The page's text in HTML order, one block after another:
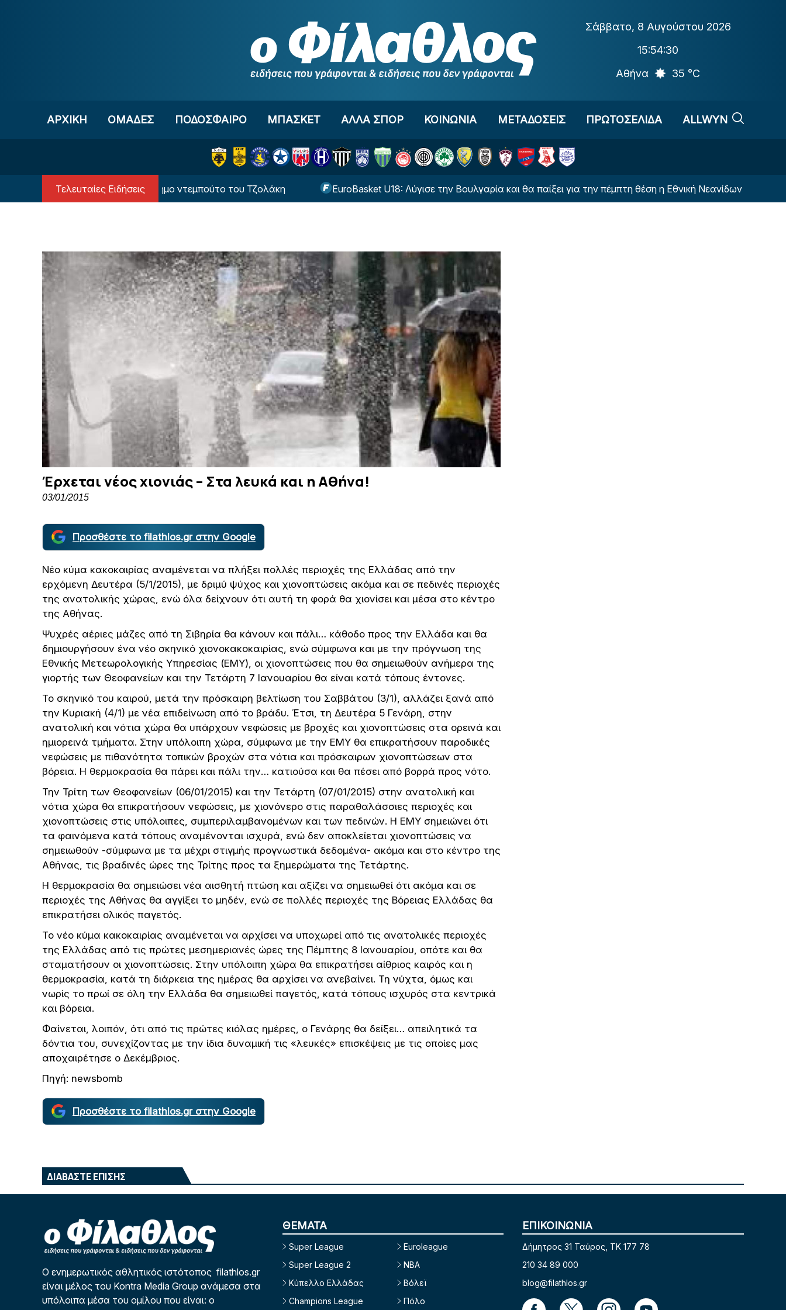
Σάββατο, 8 Αυγούστου 2026
15:54:30
Αθήνα
35 °C
ΑΡΧΙΚΗ OΜΑΔΕΣ ΠΟΔΟΣΦΑΙΡΟ ΜΠΑΣΚΕΤ ΑΛΛΑ ΣΠΟΡ ΚΟΙΝΩΝΙΑ ΜΕΤΑΔΟΣΕΙΣ ΠΡΩΤΟΣΕΛΙΔΑ ALLWYN
Τελευταίες Ειδήσεις
για την Χαλ στο ανεπίσημο ντεμπούτο του Τζολάκη EuroBasket U18: Λύγισε την Βουλγαρία και θα παίξει για την πέμπτη θέση η Εθνική Νεανίδων
Έρχεται νέος χιονιάς – Στα λευκά και η Αθήνα!
03/01/2015
Προσθέστε το filathlos.gr στην Google
Νέο κύμα κακοκαιρίας αναμένεται να πλήξει πολλές περιοχές της Ελλάδας από την
ερχόμενη Δευτέρα (5/1/2015), με δριμύ ψύχος και χιονοπτώσεις ακόμα και σε πεδινές περιοχές
της ανατολικής χώρας, ενώ όλα δείχνουν ότι αυτή τη φορά θα χιονίσει και μέσα στο κέντρο
της Αθήνας.
Ψυχρές αέριες μάζες από τη Σιβηρία θα κάνουν και πάλι… κάθοδο προς την Ελλάδα και θα
δημιουργήσουν ένα νέο σκηνικό χιονοκακοκαιρίας, ενώ σύμφωνα και με την πρόγνωση της
Εθνικής Μετεωρολογικής Υπηρεσίας (ΕΜΥ), οι χιονοπτώσεις που θα σημειωθούν ανήμερα της
γιορτής των Θεοφανείων και την Τετάρτη 7 Ιανουαρίου θα είναι κατά τόπους έντονες.
Το σκηνικό του καιρού, μετά την πρόσκαιρη βελτίωση του Σαββάτου (3/1), αλλάζει ξανά από
την Κυριακή (4/1) με νέα επιδείνωση από το βράδυ. Έτσι, τη Δευτέρα 5 Γενάρη, στην
ανατολική και νότια χώρα θα υπάρχουν νεφώσεις με βροχές και χιονοπτώσεις στα ορεινά και
ημιορεινά τμήματα. Στην υπόλοιπη χώρα, σύμφωνα με την ΕΜΥ θα επικρατήσουν παροδικές
νεφώσεις με πιθανότητα τοπικών βροχών στα νότια και πρόσκαιρων χιονοπτώσεων στα
βόρεια. Η θερμοκρασία θα πάρει και πάλι την… κατιούσα και θα πέσει από βορρά προς νότο.
Την Τρίτη των Θεοφανείων (06/01/2015) και την Τετάρτη (07/01/2015) στην ανατολική και
νότια χώρα θα επικρατήσουν νεφώσεις, με χιονόνερο στις παραθαλάσσιες περιοχές και
χιονοπτώσεις στις υπόλοιπες, συμπεριλαμβανομένων και των πεδινών. Η ΕΜΥ σημειώνει ότι
τα φαινόμενα κατά τόπους αναμένονται ισχυρά, ενώ δεν αποκλείεται χιονοπτώσεις να
σημειωθούν -σύμφωνα με τα μέχρι στιγμής προγνωστικά δεδομένα- ακόμα και στο κέντρο της
Αθήνας, τις βραδινές ώρες της Τρίτης προς τα ξημερώματα της Τετάρτης.
Η θερμοκρασία θα σημειώσει νέα αισθητή πτώση και αξίζει να σημειωθεί ότι ακόμα και σε
περιοχές της Αθήνας θα αγγίξει το μηδέν, ενώ σε πολλές περιοχές της Βόρειας Ελλάδας θα
επικρατήσει ολικός παγετός.
Το νέο κύμα κακοκαιρίας αναμένεται να αρχίσει να υποχωρεί από τις ανατολικές περιοχές
της Ελλάδας από τις πρώτες μεσημεριανές ώρες της Πέμπτης 8 Ιανουαρίου, οπότε και θα
σταματήσουν οι χιονοπτώσεις. Στην υπόλοιπη χώρα θα επικρατήσει αίθριος καιρός και η
θερμοκρασία, κατά τη διάρκεια της ημέρας θα αρχίσει να ανεβαίνει. Τη νύχτα, όμως και
νωρίς το πρωί σε όλη την Ελλάδα θα σημειωθεί παγετός, κατά τόπους ισχυρός στα κεντρικά
και βόρεια.
Φαίνεται, λοιπόν, ότι από τις πρώτες κιόλας ημέρες, ο Γενάρης θα δείξει… απειλητικά τα
δόντια του, συνεχίζοντας με την ίδια δυναμική τις «λευκές» επισκέψεις με τις οποίες μας
αποχαιρέτησε ο Δεκέμβριος.
Πηγή: newsbomb
Προσθέστε το filathlos.gr στην Google
ΔΙΑΒΑΣΤΕ ΕΠΙΣΗΣ
Ο ενημερωτικός αθλητικός ιστότοπος filathlos.gr
είναι μέλος του Kontra Media Group ανάμεσα στα
υπόλοιπα μέσα του ομίλου που είναι: ο
ΘΕΜΑΤΑ
Super League
Super League 2
Κύπελλο Ελλάδας
Champions League
Euroleague
NBA
Βόλεϊ
Πόλο
ΕΠΙΚΟΙΝΩΝΙΑ
Δήμητρος 31 Ταύρος, TK 177 78
210 34 89 000
blog@filathlos.gr